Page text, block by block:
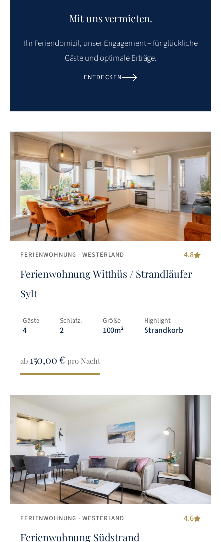
Mit uns vermieten.
Ihr Feriendomizil, unser Engagement – für glückliche
Gäste und optimale Erträge.
ENTDECKEN
FERIENWOHNUNG · WESTERLAND 4.8
Ferienwohnung Witthüs / Strandläufer
Sylt
Gäste
4
Schlafz.
2
Größe
100m²
Highlight
Strandkorb
ab 150,00€ pro Nacht
FERIENWOHNUNG · WESTERLAND 4.6
Ferienwohnung Südstrand